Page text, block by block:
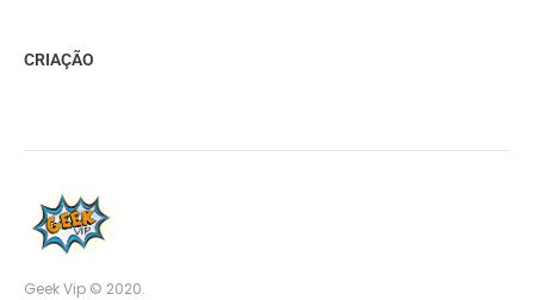
CRIAÇÃO
Geek Vip © 2020.